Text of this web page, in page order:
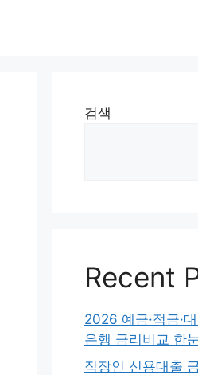
검색
Recent
2026 예금·적금·
은행 금리비교 한
직장인 신용대출